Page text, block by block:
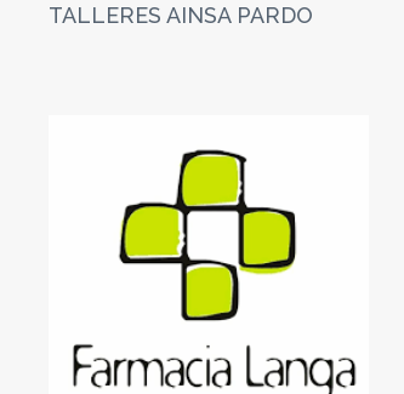
TALLERES AINSA PARDO